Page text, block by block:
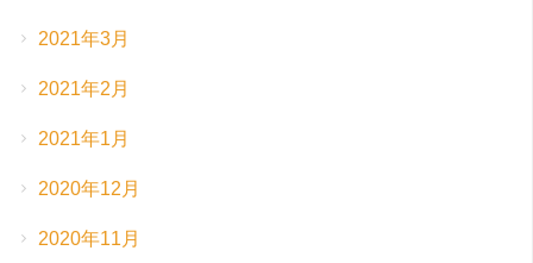
2021年3月
2021年2月
2021年1月
2020年12月
2020年11月